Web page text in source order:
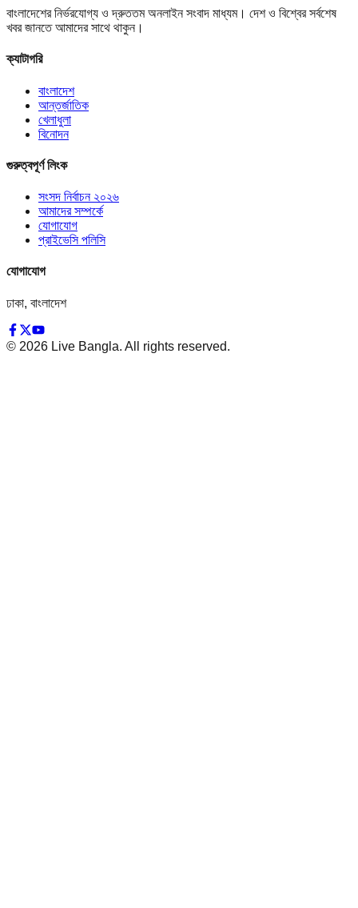
বাংলাদেশের নির্ভরযোগ্য ও দ্রুততম অনলাইন সংবাদ মাধ্যম। দেশ ও বিশ্বের সর্বশেষ
খবর জানতে আমাদের সাথে থাকুন।
ক্যাটাগরি
বাংলাদেশ
আন্তর্জাতিক
খেলাধুলা
বিনোদন
গুরুত্বপূর্ণ লিংক
সংসদ নির্বাচন ২০২৬
আমাদের সম্পর্কে
যোগাযোগ
প্রাইভেসি পলিসি
যোগাযোগ
ঢাকা, বাংলাদেশ
© 2026 Live Bangla. All rights reserved.